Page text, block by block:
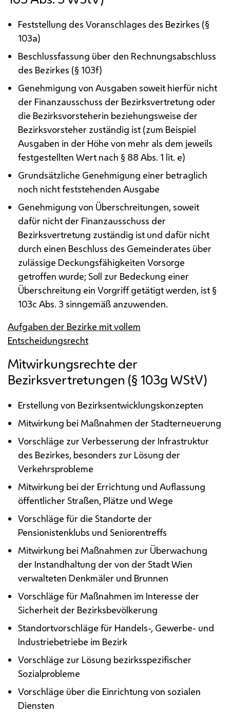
Feststellung des Voranschlages des Bezirkes (§
103a)
Beschlussfassung über den Rechnungsabschluss
des Bezirkes (§ 103f)
Genehmigung von Ausgaben soweit hierfür nicht
der Finanzausschuss der Bezirksvertretung oder
die Bezirksvorsteherin beziehungsweise der
Bezirksvorsteher zuständig ist (zum Beispiel
Ausgaben in der Höhe von mehr als dem jeweils
festgestellten Wert nach § 88Abs. 1 lit. e)
Grundsätzliche Genehmigung einer betraglich
noch nicht feststehenden Ausgabe
Genehmigung von Überschreitungen, soweit
dafür nicht der Finanzausschuss der
Bezirksvertretung zuständig ist und dafür nicht
durch einen Beschluss des Gemeinderates über
zulässige Deckungsfähigkeiten Vorsorge
getroffen wurde; Soll zur Bedeckung einer
Überschreitung ein Vorgriff getätigt werden, ist §
103cAbs. 3 sinngemäß anzuwenden.
Aufgaben der Bezirke mit vollem
Entscheidungsrecht
Mitwirkungsrechte der
Bezirksvertretungen (§ 103gWStV)
Erstellung von Bezirksentwicklungskonzepten
Mitwirkung bei Maßnahmen der Stadterneuerung
Vorschläge zur Verbesserung der Infrastruktur
des Bezirkes, besonders zur Lösung der
Verkehrsprobleme
Mitwirkung bei der Errichtung und Auflassung
öffentlicher Straßen, Plätze und Wege
Vorschläge für die Standorte der
Pensionistenklubs und Seniorentreffs
Mitwirkung bei Maßnahmen zur Überwachung
der Instandhaltung der von der Stadt Wien
verwalteten Denkmäler und Brunnen
Vorschläge für Maßnahmen im Interesse der
Sicherheit der Bezirksbevölkerung
Standortvorschläge für Handels-, Gewerbe- und
Industriebetriebe im Bezirk
Vorschläge zur Lösung bezirksspezifischer
Sozialprobleme
Vorschläge über die Einrichtung von sozialen
Diensten